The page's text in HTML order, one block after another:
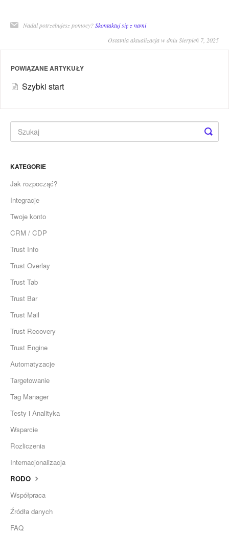
Nadal potrzebujesz pomocy?Skontaktuj się z nami
Ostatnia aktualizacja w dniu Sierpień 7, 2025
POWIĄZANE ARTYKUŁY
Szybki start
KATEGORIE
Jak rozpocząć?
Integracje
Twoje konto
CRM / CDP
Trust Info
Trust Overlay
Trust Tab
Trust Bar
Trust Mail
Trust Recovery
Trust Engine
Automatyzacje
Targetowanie
Tag Manager
Testy i Analityka
Wsparcie
Rozliczenia
Internacjonalizacja
RODO
Współpraca
Źródła danych
FAQ